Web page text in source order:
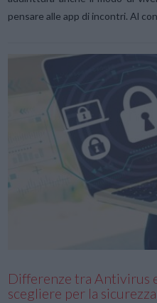
pensare alle app di incontri. Al
Differenze tra Antivirus
scegliere per la